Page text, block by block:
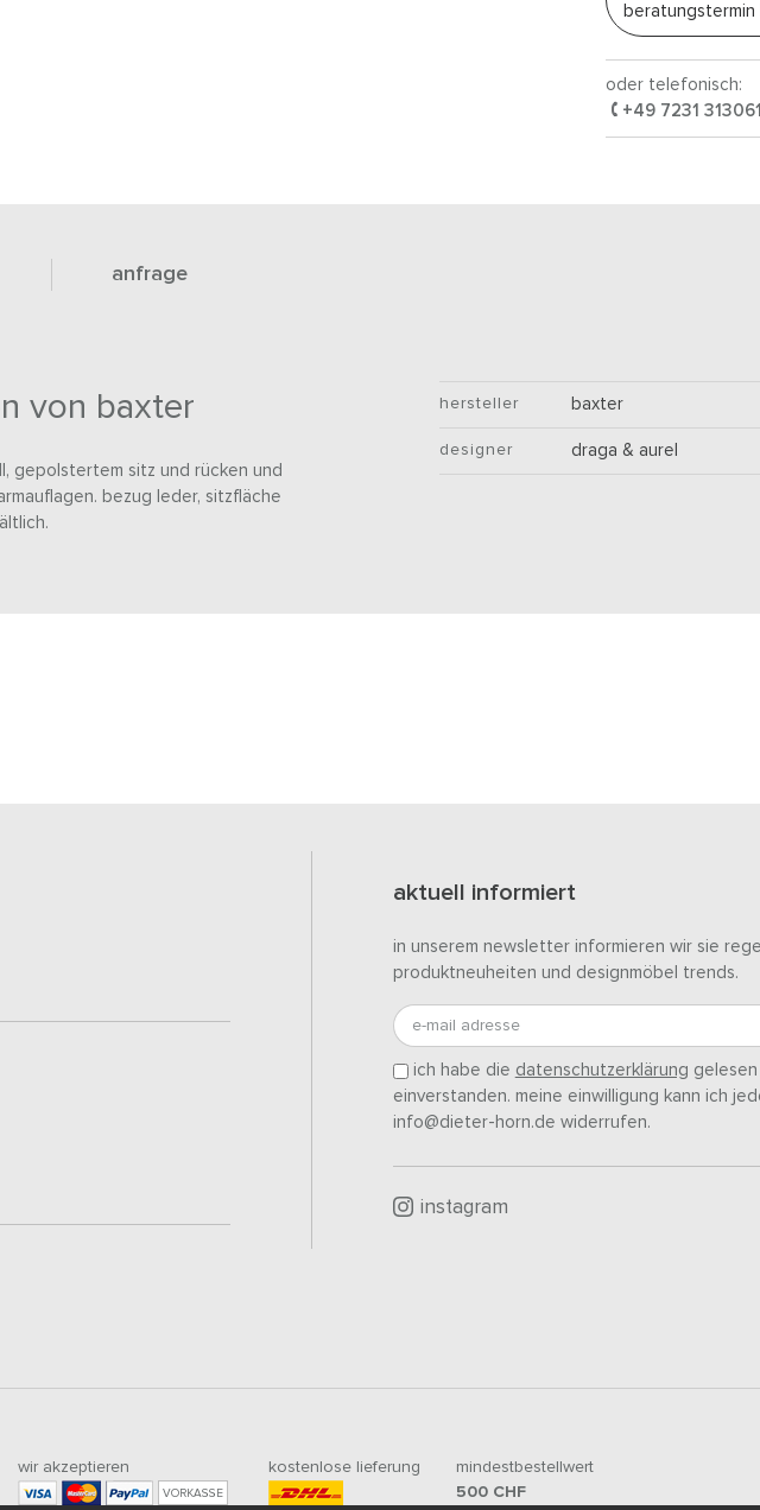
beratungstermin
oder telefonisch:
+49 7231 313061
anfrage
von baxter
gepolstertem sitz und rücken und
bezug leder, sitzfläche
hersteller baxter
designer draga & aurel
aktuell informiert
in unserem newsletter informieren wir sie
produktneuheiten und designmöbel trends.
e-mail adresse
ich habe die datenschutzerklärung
einverstanden. meine einwilligung kann ich
info@dieter-horn.de widerrufen.
instagram
wir akzeptieren
VORKASSE
kostenlose lieferung
mindestbestellwert
500 CHF